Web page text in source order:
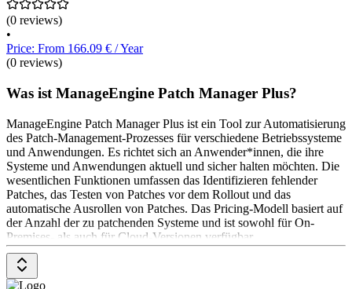
(0 reviews)
•
Price: From 166.09 € / Year
(0 reviews)
Was ist ManageEngine Patch Manager Plus?
ManageEngine Patch Manager Plus ist ein Tool zur Automatisierung
des Patch-Management-Prozesses für verschiedene Betriebssysteme
und Anwendungen. Es richtet sich an Anwender*innen, die ihre
Systeme und Anwendungen aktuell und sicher halten möchten. Die
wesentlichen Funktionen umfassen das Identifizieren fehlender
Patches, das Testen von Patches vor dem Rollout und das
automatische Ausrollen von Patches. Das Pricing-Modell basiert auf
der Anzahl der zu patchenden Systeme und ist sowohl für On-
Premises- als auch für Cloud-Versionen verfügbar.